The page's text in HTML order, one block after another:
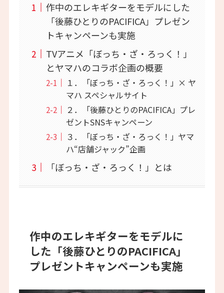
作中のエレキギターをモデルにした
「後藤ひとりのPACIFICA」プレゼン
トキャンペーンも実施
TVアニメ「ぼっち・ざ・ろっく！」
とヤマハのコラボ企画の概要
１．「ぼっち・ざ・ろっく！」× ヤ
マハ スペシャルサイト
２．「後藤ひとりのPACIFICA」プレ
ゼントSNSキャンペーン
３．「ぼっち・ざ・ろっく！」ヤマ
ハ“店舗ジャック”企画
「ぼっち・ざ・ろっく！」とは
作中のエレキギターをモデルに
した「後藤ひとりのPACIFICA」
プレゼントキャンペーンも実施